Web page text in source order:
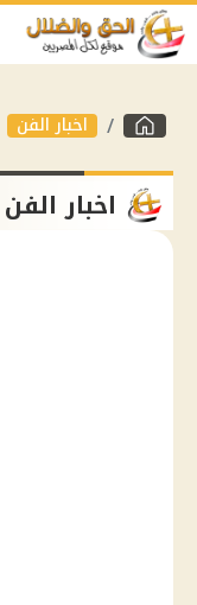
اخبار الفن
اخبار الفن